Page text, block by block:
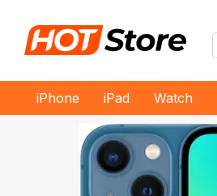
iPhone iPad Watch